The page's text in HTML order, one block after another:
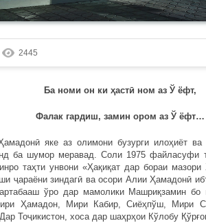
2445
Ба номи он ки ҳастӣ ном аз Ў ёфт,
Фалак гардиш, замин ором аз Ў ёфт…
яке аз олимони бузурги илоҳиёт
ба шумор меравад. Соли 1975 файласуфи
таҳти унвони «Ҳақиқат дар бораи
ҷараёни зиндагӣ ва осори Алии Ҳамадонӣ
ўро дар мамолики Машриқзамин бо
Ҳамадон, Мири Кабир, Сиёҳпўш, Мири
Тоҷикистон, хоса дар шаҳрҳои Кўлобу